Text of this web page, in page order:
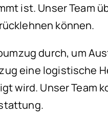
ist. Unser Team
können.
durch, um
eine logistische
wird. Unser Team